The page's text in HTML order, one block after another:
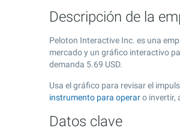
Descripción de la
Peloton Interactive Inc. es una
mercado y un gráfico interactivo
demanda 5.69 USD.
Usa el gráfico para revisar el
instrumento para operaro invertir,
Datos clave